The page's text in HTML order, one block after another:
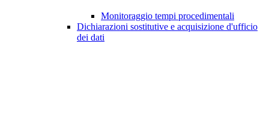
Monitoraggio tempi procedimentali
Dichiarazioni sostitutive e acquisizione d'ufficio
dei dati